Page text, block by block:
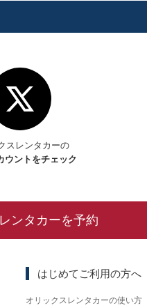
スレンタカーの
ウントをチェック
ンタカーを予約
はじめてご利用の方へ
オリックスレンタカーの使い方